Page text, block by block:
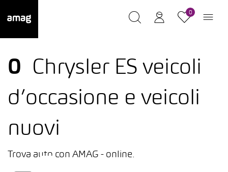
0
0
Chrysler ES veicoli
d’occasione e veicoli
nuovi
Trova auto con AMAG - online.